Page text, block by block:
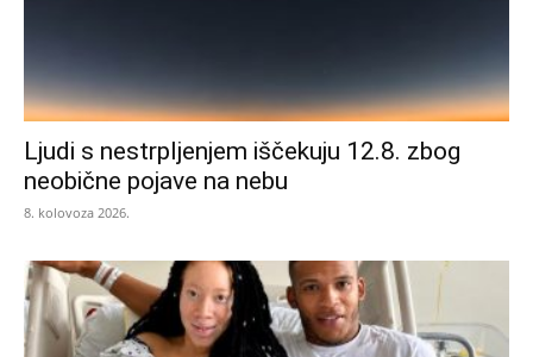
Ljudi s nestrpljenjem iščekuju 12.8. zbog
neobične pojave na nebu
8. kolovoza 2026.